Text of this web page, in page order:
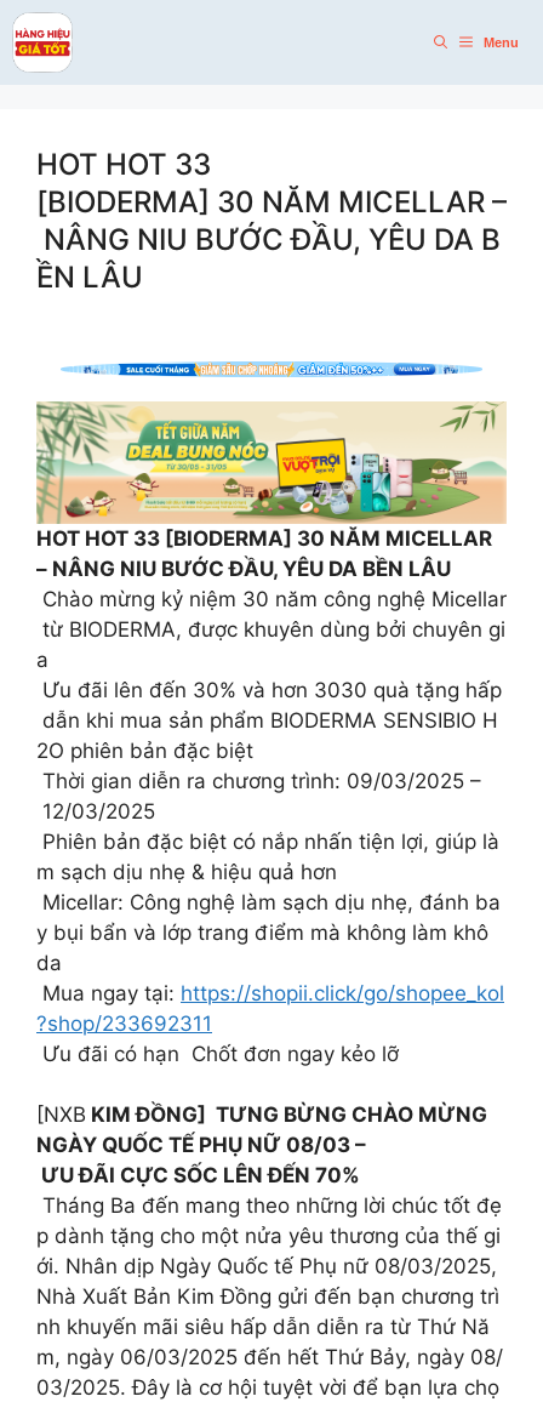
Skip
to
content
Menu
HOT HOT 33
[BIODERMA] 30 NĂM MICELLAR –
NÂNG NIU BƯỚC ĐẦU, YÊU DA B
ỀN LÂU
HOT HOT 33 [BIODERMA] 30 NĂM MICELLAR
– NÂNG NIU BƯỚC ĐẦU, YÊU DA BỀN LÂU
Chào mừng kỷ niệm 30 năm công nghệ Micellar
từ BIODERMA, được khuyên dùng bởi chuyên gi
a
Ưu đãi lên đến 30% và hơn 3030 quà tặng hấp
dẫn khi mua sản phẩm BIODERMA SENSIBIO H
2O phiên bản đặc biệt
Thời gian diễn ra chương trình: 09/03/2025 –
12/03/2025
Phiên bản đặc biệt có nắp nhấn tiện lợi, giúp là
m sạch dịu nhẹ & hiệu quả hơn
Micellar: Công nghệ làm sạch dịu nhẹ, đánh ba
y bụi bẩn và lớp trang điểm mà không làm khô
da
Mua ngay tại: https://shopii.click/go/shopee_kol
?shop/233692311
Ưu đãi có hạn Chốt đơn ngay kẻo lỡ
[NXB KIM ĐỒNG] TƯNG BỪNG CHÀO MỪNG
NGÀY QUỐC TẾ PHỤ NỮ 08/03 –
ƯU ĐÃI CỰC SỐC LÊN ĐẾN 70%
Tháng Ba đến mang theo những lời chúc tốt đẹ
p dành tặng cho một nửa yêu thương của thế gi
ới. Nhân dịp Ngày Quốc tế Phụ nữ 08/03/2025,
Nhà Xuất Bản Kim Đồng gửi đến bạn chương trì
nh khuyến mãi siêu hấp dẫn diễn ra từ Thứ Nă
m, ngày 06/03/2025 đến hết Thứ Bảy, ngày 08/
03/2025. Đây là cơ hội tuyệt vời để bạn lựa chọ